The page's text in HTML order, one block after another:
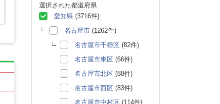
選択された都道府県
愛知県 (3716件)
名古屋市 (1262件)
名古屋市千種区 (82件)
名古屋市東区 (66件)
名古屋市北区 (88件)
名古屋市西区 (83件)
名古屋市中村区 (114件)